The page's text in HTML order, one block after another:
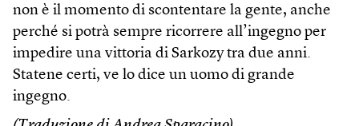
non è il momento di scontentare la gente, anche
perché si potrà sempre ricorrere all’ingegno per
impedire una vittoria di Sarkozy tra due anni.
Statene certi, ve lo dice un uomo di grande
ingegno.